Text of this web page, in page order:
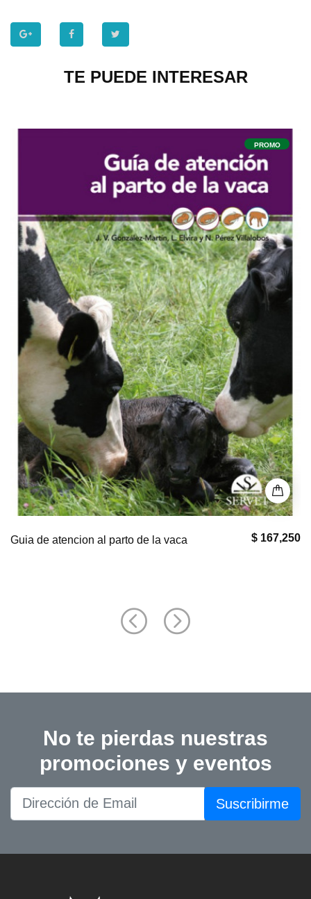
TE PUEDE INTERESAR
$ 0
Puntos Clave en Geriatría Felina
No te pierdas nuestras
promociones y eventos
Suscribirme